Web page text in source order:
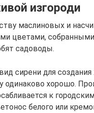
изгороди
маслиновых и
цветами,
садоводы.
сирени для
одинаково хорошо.
к
белого или